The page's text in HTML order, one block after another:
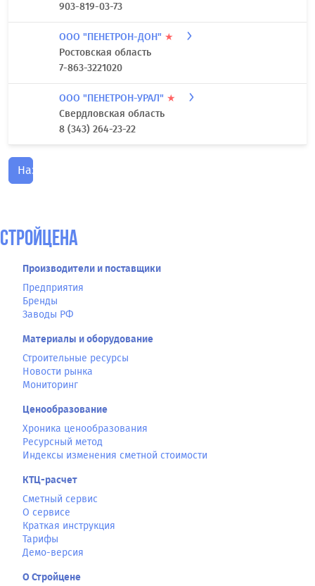
903-819-03-73
ООО "ПЕНЕТРОН-ДОН" ★
Ростовская область
7-863-3221020
ООО "ПЕНЕТРОН-УРАЛ" ★
Свердловская область
8 (343) 264-23-22
Назад
СтройЦена
Производители и поставщики
Предприятия
Бренды
Заводы РФ
Материалы и оборудование
Строительные ресурсы
Новости рынка
Мониторинг
Ценообразование
Хроника ценообразования
Ресурсный метод
Индексы изменения сметной стоимости
КТЦ-расчет
Сметный сервис
О сервисе
Краткая инструкция
Тарифы
Демо-версия
О Стройцене